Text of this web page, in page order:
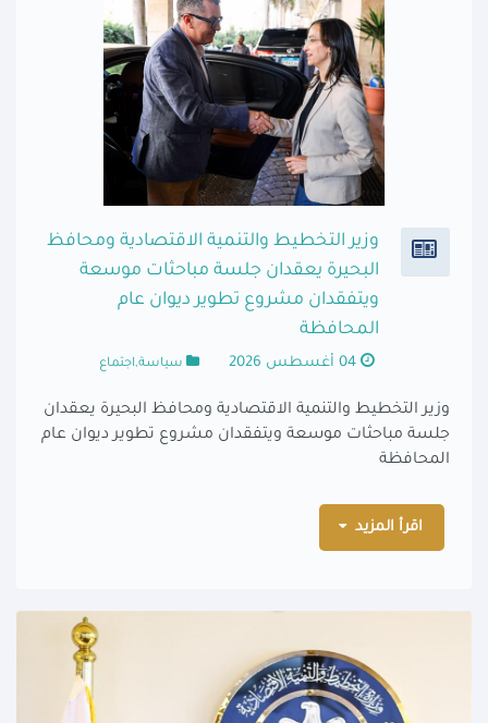
وزير التخطيط والتنمية الاقتصادية ومحافظ
البحيرة يعقدان جلسة مباحثات موسعة
ويتفقدان مشروع تطوير ديوان عام
المحافظة
04 أغسطس 2026 سياسة,اجتماع
وزير التخطيط والتنمية الاقتصادية ومحافظ البحيرة يعقدان
جلسة مباحثات موسعة ويتفقدان مشروع تطوير ديوان عام
المحافظة
اقرأ المزيد